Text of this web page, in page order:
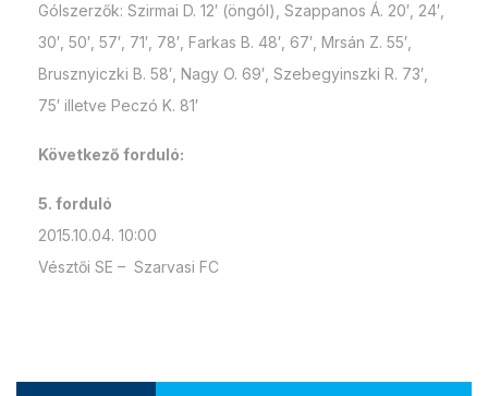
Gólszerzők: Szirmai D. 12′ (öngól), Szappanos Á. 20′, 24′,
30′, 50′, 57′, 71′, 78′, Farkas B. 48′, 67′, Mrsán Z. 55′,
Brusznyiczki B. 58′, Nagy O. 69′, Szebegyinszki R. 73′,
75′ illetve Peczó K. 81′
Következő forduló:
5. forduló
2015.10.04. 10:00
Vésztői SE – Szarvasi FC